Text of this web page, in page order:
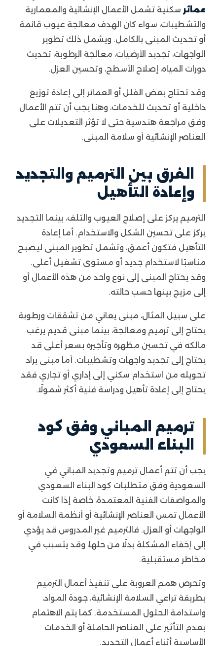
عمائر سكنية تشمل الأعمال الإنشائية والمعمارية
والتشطيبات، سواء كان الهدف معالجة عيوب قائمة
أو تحديث المبنى بالكامل. ويشمل ذلك تطوير
الواجهات، تجديد الأرضيات، معالجة الرطوبة، تحديث
دورات المياه، إصلاح الأسطح، وتحسين العزل.
وقد تحتاج بعض الفلل أو العمائر إلى إعادة توزيع
داخلية أو تحديث للخدمات، وهنا يجب أن تتم الأعمال
وفق مراجعة هندسية حتى لا تؤثر التعديلات على
العناصر الإنشائية أو سلامة المبنى.
الفرق بين الترميم والتجديد
وإعادة التأهيل
الترميم يركز على إصلاح العيوب والتلف، بينما التجديد
يركز على تحسين الشكل والاستخدام. أما إعادة
التأهيل فتكون أعمق، وتشمل تطوير المبنى ليصبح
مناسبًا لاستخدام جديد أو مستوى تشغيل أعلى.
وقد يحتاج المبنى إلى نوع واحد من هذه الأعمال أو
إلى مزيج بينها حسب حالته.
على سبيل المثال، مبنى يعاني من تشققات ورطوبة
يحتاج إلى ترميم ومعالجة، بينما مبنى قديم يرغب
مالكه في تحسين مظهره وتأجيره بسعر أعلى قد
يحتاج إلى تجديد واجهات وتشطيبات. أما مبنى يراد
تحويله من استخدام سكني إلى إداري أو تجاري فقد
يحتاج إلى إعادة تأهيل ودراسة فنية أكثر شمولًا.
ترميم المباني وفق كود
البناء السعودي
يجب أن تتم أعمال ترميم وتجديد المباني في
السعودية وفق متطلبات كود البناء السعودي
والمواصفات الفنية المعتمدة، خاصة إذا كانت
الأعمال تمس العناصر الإنشائية أو أنظمة السلامة أو
الواجهات أو العزل. فالترميم غير المدروس قد يؤدي
إلى إخفاء المشكلة بدلًا من حلها، وقد يتسبب في
مخاطر مستقبلية.
وتحرص همم العروبة على تنفيذ أعمال الترميم
بطريقة تراعي السلامة الإنشائية، جودة المواد،
واستدامة الحلول المستخدمة. كما يتم الاهتمام
بعدم التأثير على العناصر الحاملة أو الخدمات
الأساسية أثناء أعمال التجديد.